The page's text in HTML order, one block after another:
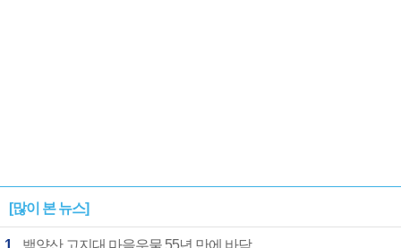
[많이 본 뉴스]
1 백양산 고지대 마을우물 55년 만에 바닥